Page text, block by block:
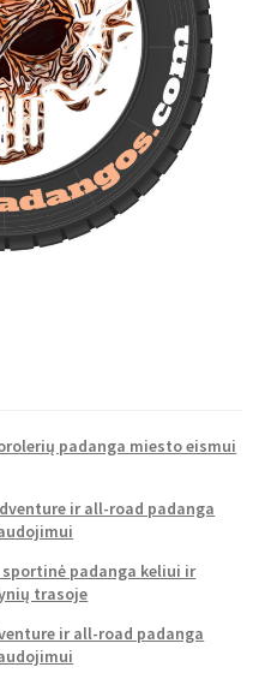
padanga miesto eismui
ir all-road padanga
padanga keliui ir
trasoje
ir all-road padanga